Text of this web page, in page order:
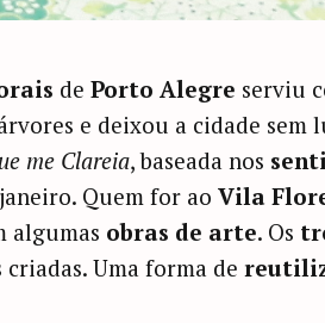
de Porto Alegre serviu
e deixou a cidade sem
me Clareia, baseada nos
Quem for ao Vila
algumas obras de arte. Os
criadas. Uma forma de